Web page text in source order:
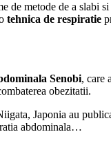
de metode de a slabi
tehnica de respiratie
Senobi, care
obezitatii.
Japonia au
abdominala…